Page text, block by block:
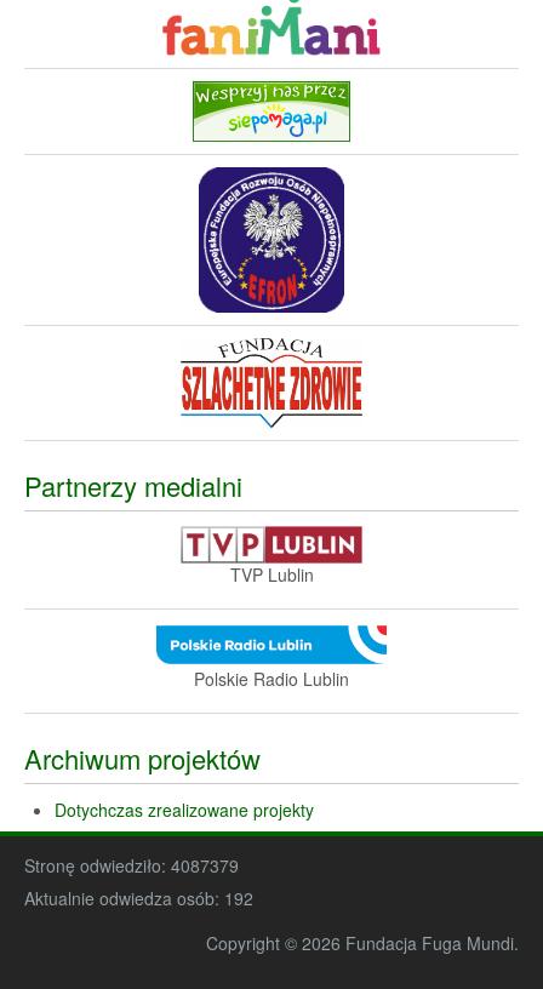
Partnerzy medialni
TVP Lublin
Polskie Radio Lublin
Archiwum projektów
Dotychczas zrealizowane projekty
Stronę odwiedziło: 4087379
Aktualnie odwiedza osób: 192
Copyright © 2026 Fundacja Fuga Mundi.